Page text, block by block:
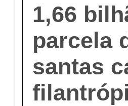
1,66
parcela
santas